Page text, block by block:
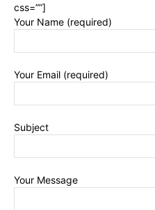
css=””]
Your Name (required)
Your Email (required)
Subject
Your Message